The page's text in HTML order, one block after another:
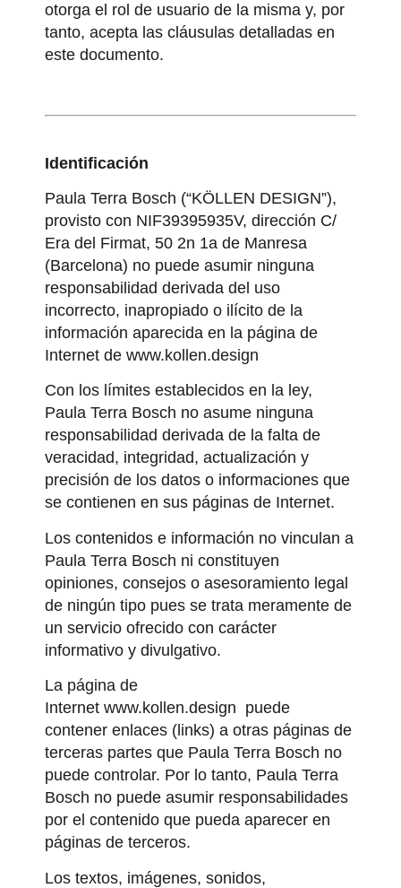
otorga el rol de usuario de la misma y, por
tanto, acepta las cláusulas detalladas en
este documento.
Identificación
Paula Terra Bosch (“KÖLLEN DESIGN”),
provisto con NIF39395935V, dirección C/
Era del Firmat, 50 2n 1a de Manresa
(Barcelona) no puede asumir ninguna
responsabilidad derivada del uso
incorrecto, inapropiado o ilícito de la
información aparecida en la página de
Internet de www.kollen.design
Con los límites establecidos en la ley,
Paula Terra Bosch no asume ninguna
responsabilidad derivada de la falta de
veracidad, integridad, actualización y
precisión de los datos o informaciones que
se contienen en sus páginas de Internet.
Los contenidos e información no vinculan a
Paula Terra Bosch ni constituyen
opiniones, consejos o asesoramiento legal
de ningún tipo pues se trata meramente de
un servicio ofrecido con carácter
informativo y divulgativo.
La página de
Internet www.kollen.design puede
contener enlaces (links) a otras páginas de
terceras partes que Paula Terra Bosch no
puede controlar. Por lo tanto, Paula Terra
Bosch no puede asumir responsabilidades
por el contenido que pueda aparecer en
páginas de terceros.
Los textos, imágenes, sonidos,